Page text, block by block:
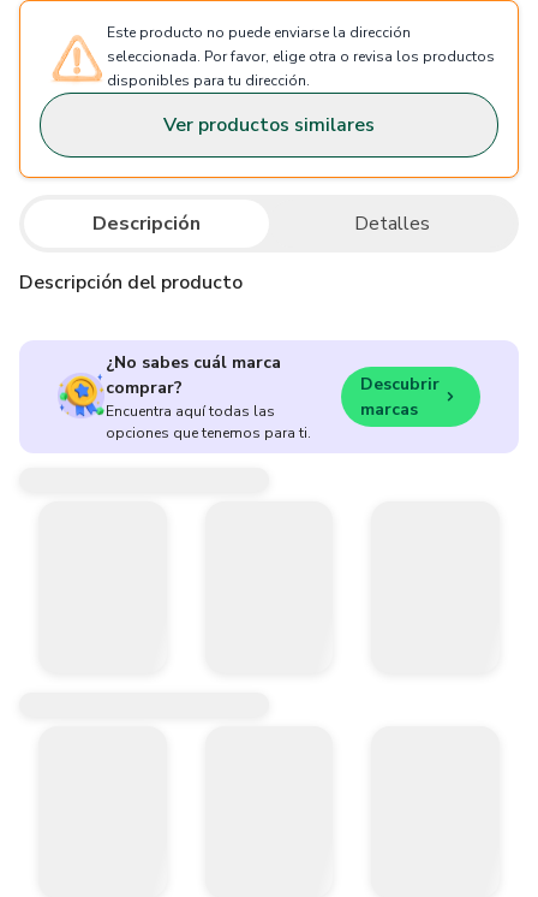
Este producto no puede enviarse la dirección
seleccionada. Por favor, elige otra o revisa los productos
disponibles para tu dirección.
Ver productos similares
Descripción Detalles
Descripción del producto
¿No sabes cuál marca
comprar?
Encuentra aquí todas las
opciones que tenemos para ti.
Descubrir
marcas